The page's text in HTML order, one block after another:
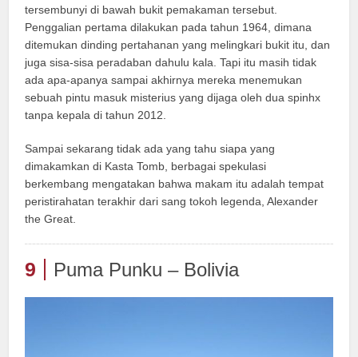
tersembunyi di bawah bukit pemakaman tersebut.
Penggalian pertama dilakukan pada tahun 1964, dimana
ditemukan dinding pertahanan yang melingkari bukit itu, dan
juga sisa-sisa peradaban dahulu kala. Tapi itu masih tidak
ada apa-apanya sampai akhirnya mereka menemukan
sebuah pintu masuk misterius yang dijaga oleh dua spinhx
tanpa kepala di tahun 2012.
Sampai sekarang tidak ada yang tahu siapa yang
dimakamkan di Kasta Tomb, berbagai spekulasi
berkembang mengatakan bahwa makam itu adalah tempat
peristirahatan terakhir dari sang tokoh legenda, Alexander
the Great.
9 Puma Punku – Bolivia